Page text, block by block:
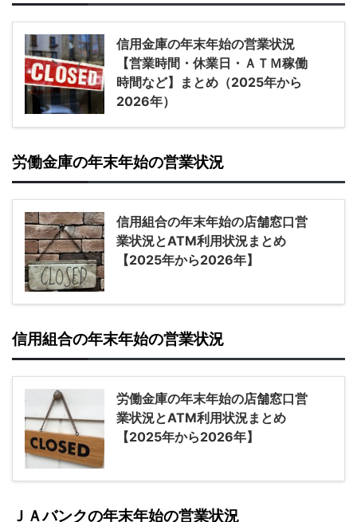
信用金庫の年末年始の営業状況
【営業時間・休業日・ＡＴＭ稼働
時間など】まとめ（2025年から
2026年）
労働金庫の年末年始の営業状況
信用組合の年末年始の店舗窓口営
業状況とATM利用状況まとめ
【2025年から2026年】
信用組合の年末年始の営業状況
労働金庫の年末年始の店舗窓口営
業状況とATM利用状況まとめ
【2025年から2026年】
ＪＡバンクの年末年始の営業状況